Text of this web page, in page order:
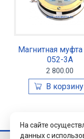
Магнитная
052-3А
2 800.00
На сайте
данных с